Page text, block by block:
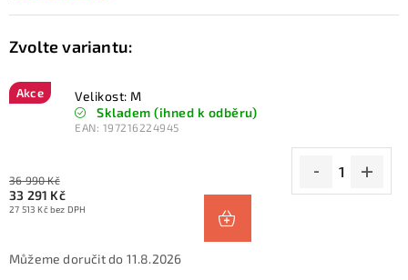
Akce
Velikost: M
Skladem (ihned k odběru)
EAN: 197216224945
36 990 Kč
33 291 Kč
27 513 Kč bez DPH
11.8.2026